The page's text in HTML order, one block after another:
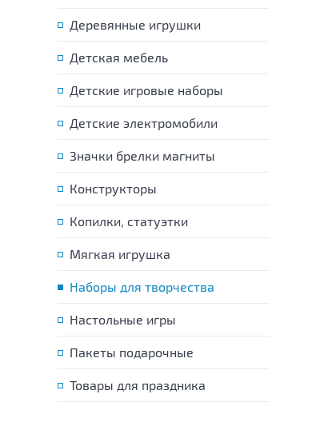
Деревянные игрушки
Детская мебель
Детские игровые наборы
Детские электромобили
Значки брелки магниты
Конструкторы
Копилки, статуэтки
Мягкая игрушка
Наборы для творчества
Настольные игры
Пакеты подарочные
Товары для праздника
вазе 40х50 см
1 380 р.
В КОРЗИНУ
Цена: 1 380 р.